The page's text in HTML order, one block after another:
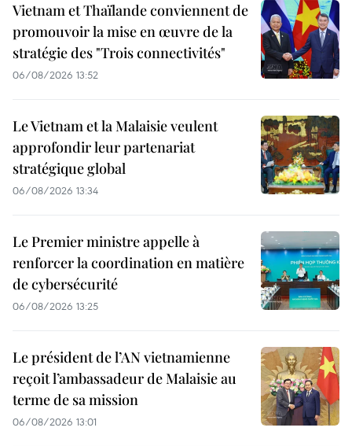
Vietnam et Thaïlande conviennent de
promouvoir la mise en œuvre de la
stratégie des "Trois connectivités"
06/08/2026 13:52
Le Vietnam et la Malaisie veulent
approfondir leur partenariat
stratégique global
06/08/2026 13:34
Le Premier ministre appelle à
renforcer la coordination en matière
de cybersécurité
06/08/2026 13:25
Le président de l’AN vietnamienne
reçoit l’ambassadeur de Malaisie au
terme de sa mission
06/08/2026 13:01